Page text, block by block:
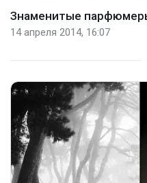
Знаменитые
14 апреля 2014, 16:07